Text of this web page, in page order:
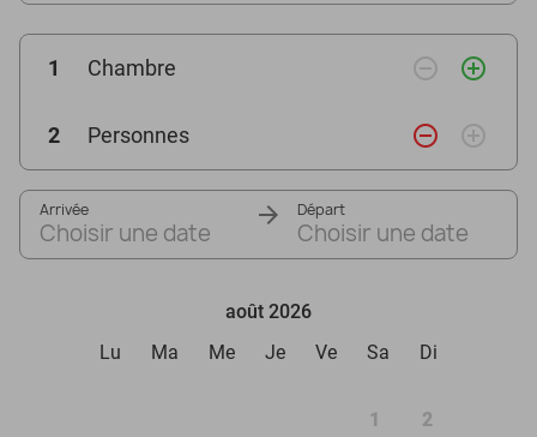
1 Chambre remove_circle_outline add_circle_outline
2 Personnes remove_circle_outline add_circle_outline
Arrivée
Choisir une date
Départ
Choisir une date
août 2026
Lu
Ma Me Je Ve Sa Di
1 2